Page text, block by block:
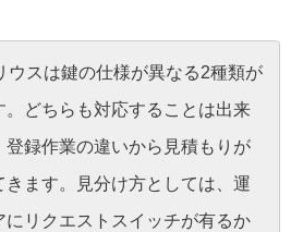
ウスは鍵の仕様が異なる2種類が
。どちらも対応することは出来
登録作業の違いから見積もりが
きます。見分け方としては、運
にリクエストスイッチが有るか